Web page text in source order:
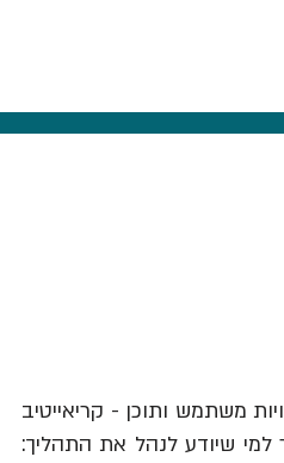
משתמש ותוכן - קריאייטיב
למי שיודע לנהל את התהליך: